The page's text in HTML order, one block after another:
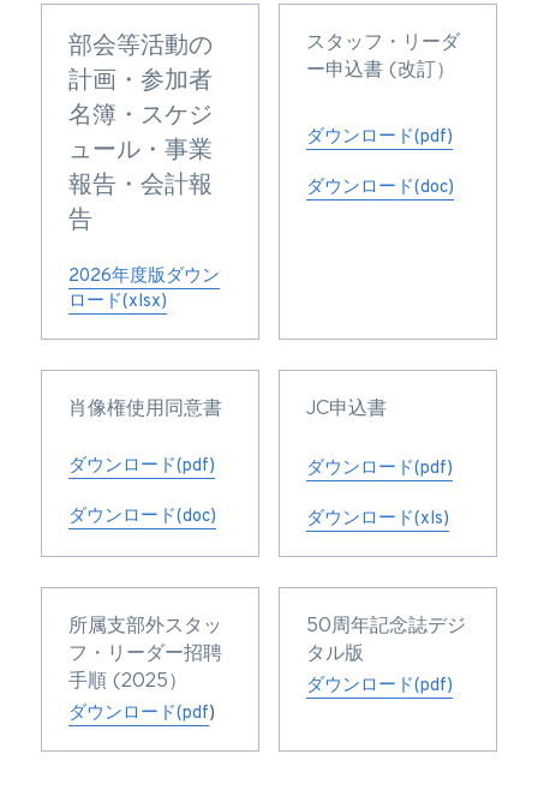
部会等活動の
計画・参加者
名簿・スケジ
ュール・事業
報告・会計報
告
2026年度版ダウン
ロード(xlsx)
スタッフ・リーダ
ー申込書 (改訂）
ダウンロード(pdf)
ダウンロード(doc)
肖像権使用同意書
ダウンロード(pdf)
ダウンロード(doc)
JC申込書
ダウンロード(pdf)
ダウンロード(xls)
所属支部外スタッ
フ・リーダー招聘
手順 (2025）
ダウンロード(pdf)
50周年記念誌デジ
タル版
ダウンロード(pdf)